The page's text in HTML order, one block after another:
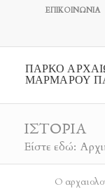
ΕΠΙΚΟΙΝΩΝΙΑ
ΠΑΡΚΟ
ΜΑΡΜΑΡΟΥ
ΙΣΤΟΡΙΑ
Είστε εδώ:
Ο